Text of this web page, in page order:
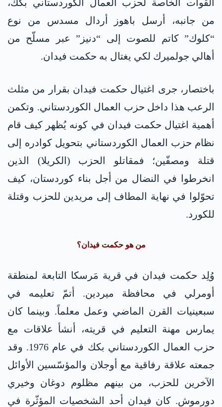
القوات الخاصة لحزب العمال الكوردستاني بكك،
من جانبه، أرسل باهوز أردال مسدس من نوع
“كلوك” كاتم للصوت إلى “دنيز” عبر مسلّح من
أهالي جولميرك لكي يغتال به حكمت فيدان.
باختصار، جرى اغتيال حكمت فيدان بقرار من مثلث
الرعب هذا داخل حزب العمال الكوردستاني. وتكمن
أهمية اغتيال حكمت فيدان في كونه يُظهر كيف قام
نظام حزب العمال الكوردستاني بتحويل كوادره إلى
قتلة ومصفّين؛ فمقاتلو الحزب (الكريلا) الذين
انخرطوا في النضال من أجل بناء كوردستان، كيف
تحوّلوا في نهاية المطاف إلى مريدين للحزب وقتلة
للكورد.
من هو حكمت فيدان؟
وُلِد حكمت فيدان في قرية مَرسكا التابعة لمنطقة
أومرلي في محافظة ميردين. أتمّ تعليمه في
سبعينيات القرن الماضي وعمل معلماً. وبينما كان
يمارس مهنة التعليم في قريته، أنشأ علاقات مع
حزب العمال الكوردستاني بكك في عام 1976. وقد
جمعته علاقة رفاقية مع أوجلان والمؤسّسين الأوائل
الآخرين للحزب، من بينهم مظلوم دوغان وخيري
دورموش. كان فيدان أحد الشخصيات المؤثّرة في